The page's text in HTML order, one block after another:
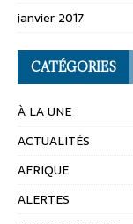
janvier 2017
CATÉGORIES
À LA UNE
ACTUALITÉS
AFRIQUE
ALERTES